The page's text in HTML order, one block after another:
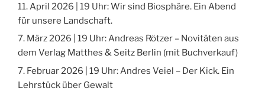
11. April 2026 | 19 Uhr: Wir sind Biosphäre. Ein Abend
für unsere Landschaft.
7. März 2026 | 19 Uhr: Andreas Rötzer – Novitäten aus
dem Verlag Matthes & Seitz Berlin (mit Buchverkauf)
7. Februar 2026 | 19 Uhr: Andres Veiel – Der Kick. Ein
Lehrstück über Gewalt